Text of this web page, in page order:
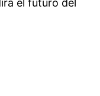
el futuro del